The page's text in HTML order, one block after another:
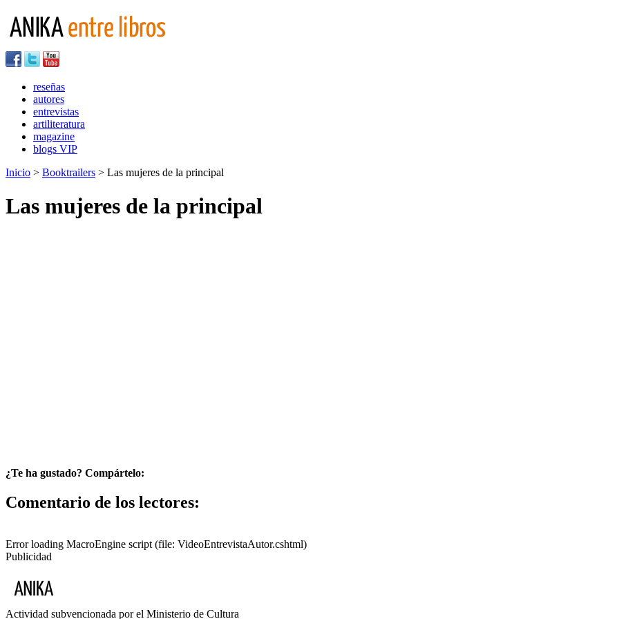
reseñas
autores
entrevistas
artiliteratura
magazine
blogs VIP
Inicio > Booktrailers > Las mujeres de la principal
Las mujeres de la principal
¿Te ha gustado? Compártelo:
Comentario de los lectores:
Error loading MacroEngine script (file: VideoEntrevistaAutor.cshtml)
Publicidad
Actividad subvencionada por el Ministerio de Cultura